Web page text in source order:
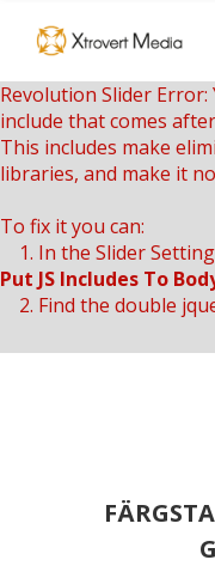
Revolution Slider
include that comes
This includes make
libraries, and make it
To fix it you can:
1. In the Slider
Put JS Includes To
2. Find the double